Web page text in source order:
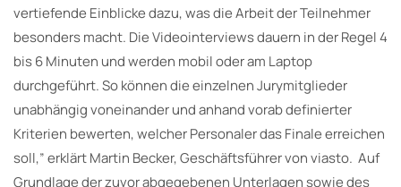
vertiefende Einblicke dazu, was die Arbeit der Teilnehmer
besonders macht. Die Videointerviews dauern in der Regel 4
bis 6 Minuten und werden mobil oder am Laptop
durchgeführt. So können die einzelnen Jurymitglieder
unabhängig voneinander und anhand vorab definierter
Kriterien bewerten, welcher Personaler das Finale erreichen
soll,” erklärt Martin Becker, Geschäftsführer von viasto. Auf
Grundlage der zuvor abgegebenen Unterlagen sowie des